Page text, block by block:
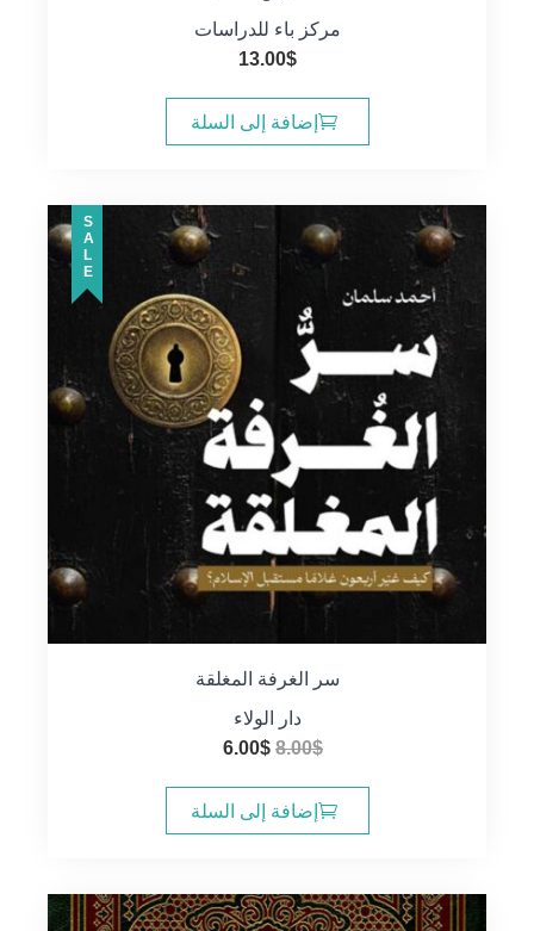
مركز باء للدراسات
13.00$
إضافة إلى السلة
SALE
سر الغرفة المغلقة
دار الولاء
8.00$
السعر
هو:
8.00$.
6.00$
هو:
6.00$.
إضافة إلى السلة